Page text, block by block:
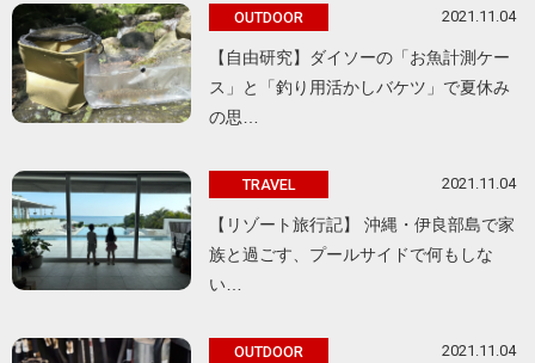
OUTDOOR 2021.11.04
【自由研究】ダイソーの「お魚計測ケー
ス」と「釣り用活かしバケツ」で夏休み
の思…
TRAVEL 2021.11.04
【リゾート旅行記】 沖縄・伊良部島で家
族と過ごす、プールサイドで何もしな
い…
OUTDOOR 2021.11.04